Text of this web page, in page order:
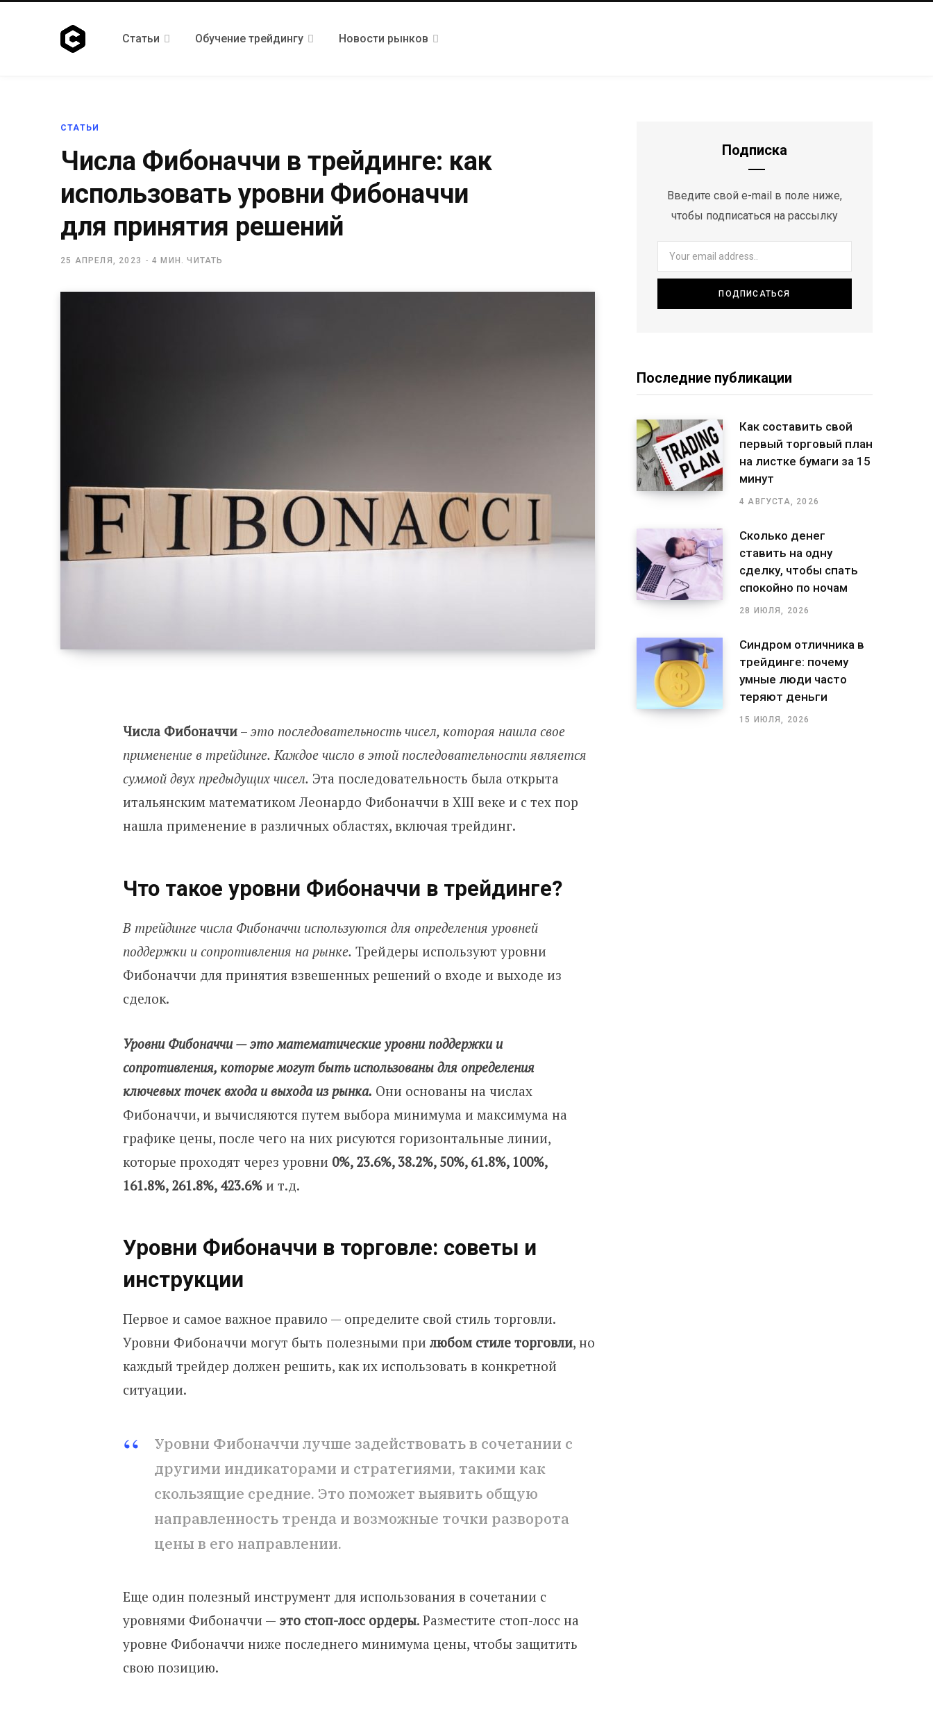
Статьи Обучение трейдингу Новости рынков
СТАТЬИ
Числа Фибоначчи в трейдинге: как
использовать уровни Фибоначчи
для принятия решений
25 АПРЕЛЯ, 2023 4 МИН. ЧИТАТЬ
Числа Фибоначчи – это последовательность чисел, которая нашла свое
применение в трейдинге. Каждое число в этой последовательности является
суммой двух предыдущих чисел. Эта последовательность была открыта
итальянским математиком Леонардо Фибоначчи в XIII веке и с тех пор
нашла применение в различных областях, включая трейдинг.
Что такое уровни Фибоначчи в трейдинге?
В трейдинге числа Фибоначчи используются для определения уровней
поддержки и сопротивления на рынке. Трейдеры используют уровни
Фибоначчи для принятия взвешенных решений о входе и выходе из
сделок.
Уровни Фибоначчи — это математические уровни поддержки и
сопротивления, которые могут быть использованы для определения
ключевых точек входа и выхода из рынка. Они основаны на числах
Фибоначчи, и вычисляются путем выбора минимума и максимума на
графике цены, после чего на них рисуются горизонтальные линии,
которые проходят через уровни 0%, 23.6%, 38.2%, 50%, 61.8%, 100%,
161.8%, 261.8%, 423.6% и т.д.
Уровни Фибоначчи в торговле: советы и
инструкции
Первое и самое важное правило — определите свой стиль торговли.
Уровни Фибоначчи могут быть полезными при любом стиле торговли, но
каждый трейдер должен решить, как их использовать в конкретной
ситуации.
Уровни Фибоначчи лучше задействовать в сочетании с
другими индикаторами и стратегиями, такими как
скользящие средние. Это поможет выявить общую
направленность тренда и возможные точки разворота
цены в его направлении.
Еще один полезный инструмент для использования в сочетании с
уровнями Фибоначчи — это стоп-лосс ордеры. Разместите стоп-лосс на
уровне Фибоначчи ниже последнего минимума цены, чтобы защитить
свою позицию.
Подписка
Введите свой e-mail в поле ниже,
чтобы подписаться на рассылку
Последние публикации
Как составить свой
первый торговый план
на листке бумаги за 15
минут
4 АВГУСТА, 2026
Сколько денег
ставить на одну
сделку, чтобы спать
спокойно по ночам
28 ИЮЛЯ, 2026
Синдром отличника в
трейдинге: почему
умные люди часто
теряют деньги
15 ИЮЛЯ, 2026